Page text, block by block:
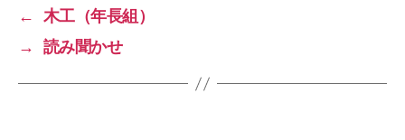
b
o
←
木工（年長組）
→
読み聞かせ